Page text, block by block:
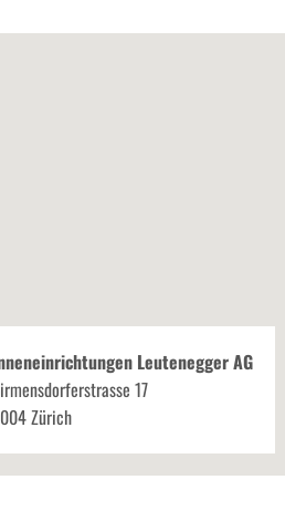
Leutenegger AG
17
Zürich